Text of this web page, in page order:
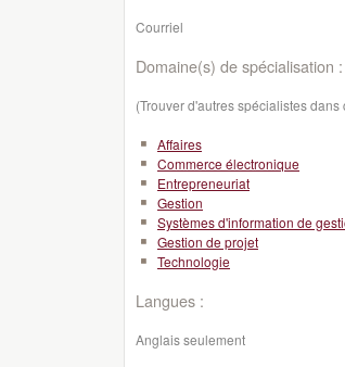
Courriel
Domaine(s) de spécialisation :
(Trouver d'autres spécialistes dans
Affaires
Commerce électronique
Entrepreneuriat
Gestion
Systèmes d'information de
Gestion de projet
Technologie
Langues :
Anglais seulement